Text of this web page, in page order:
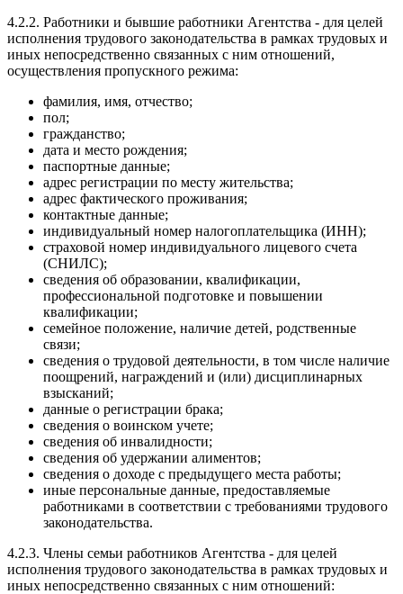
4.2.2. Работники и бывшие работники Агентства - для целей
исполнения трудового законодательства в рамках трудовых и
иных непосредственно связанных с ним отношений,
осуществления пропускного режима:
фамилия, имя, отчество;
пол;
гражданство;
дата и место рождения;
паспортные данные;
адрес регистрации по месту жительства;
адрес фактического проживания;
контактные данные;
индивидуальный номер налогоплательщика (ИНН);
страховой номер индивидуального лицевого счета
(СНИЛС);
сведения об образовании, квалификации,
профессиональной подготовке и повышении
квалификации;
семейное положение, наличие детей, родственные
связи;
сведения о трудовой деятельности, в том числе наличие
поощрений, награждений и (или) дисциплинарных
взысканий;
данные о регистрации брака;
сведения о воинском учете;
сведения об инвалидности;
сведения об удержании алиментов;
сведения о доходе с предыдущего места работы;
иные персональные данные, предоставляемые
работниками в соответствии с требованиями трудового
законодательства.
4.2.3. Члены семьи работников Агентства - для целей
исполнения трудового законодательства в рамках трудовых и
иных непосредственно связанных с ним отношений: